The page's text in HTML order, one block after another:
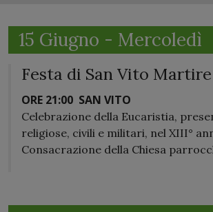
15 Giugno - Mercoledì
Festa di San Vito Martire
ORE 21:00 SAN VITO
Celebrazione della Eucaristia,
religiose, civili e militari, nel XIII°
Consacrazione della Chiesa